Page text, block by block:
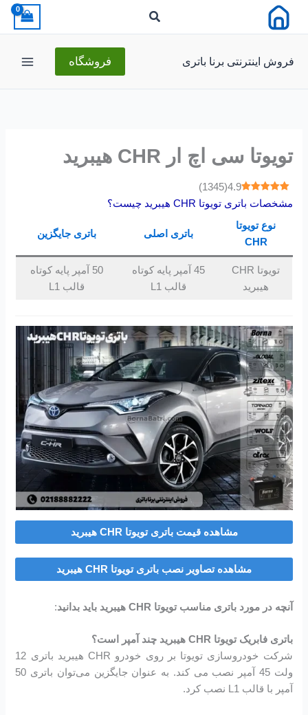
فروش اینترنتی برنا باتری فروشگاه
تویوتا سی اچ ار CHR هیبرید
4.9
(
1345
)
مشخصات باتری تویوتا CHR هیبرید چیست؟
نوع تویوتا
CHR
باتری اصلی باتری جایگزین
تویوتا CHR
هیبرید
45 آمپر پایه کوتاه
قالب L1
50 آمپر پایه کوتاه
قالب L1
مشاهده قیمت باتری تویوتا CHR هیبرید
مشاهده تصاویر نصب باتری تویوتا CHR هیبرید
آنچه در مورد باتری مناسب تویوتا CHR هیبرید باید بدانید :
باتری فابریک تویوتا CHR هیبرید چند آمپر است؟
شرکت خودروسازی تویوتا بر روی خودرو CHR هیبرید باتری 12
ولت 45 آمپر نصب می کند. به عنوان جایگزین می‌توان باتری 50
آمپر با قالب L1 نصب کرد.